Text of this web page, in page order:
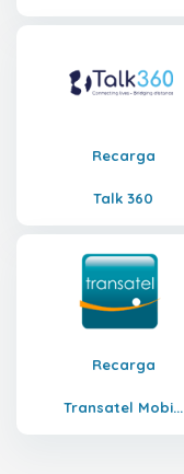
Recarga
Talk 360
Recarga
Transatel Mobi...